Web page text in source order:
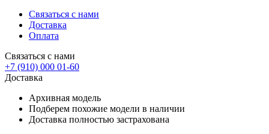
Связаться с нами
Доставка
Оплата
Связаться с нами
+7 (910) 000 01-60
Доставка
Архивная модель
Подберем похожие модели в наличии
Доставка полностью застрахована